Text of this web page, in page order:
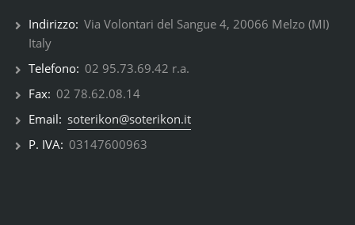
Indirizzo: Via Volontari del Sangue 4, 20066 Melzo (MI)
Italy
Telefono: 02 95.73.69.42 r.a.
Fax: 02 78.62.08.14
Email: soterikon@soterikon.it
P. IVA: 03147600963